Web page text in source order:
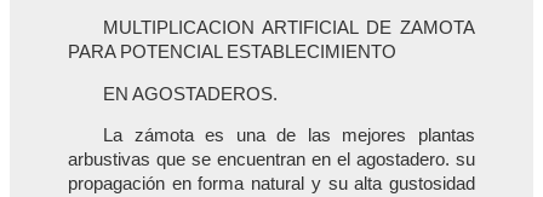
MULTIPLICACION ARTIFICIAL DE ZAMOTA
PARA POTENCIAL ESTABLECIMIENTO
EN AGOSTADEROS.
La zámota es una de las mejores plantas
arbustivas que se encuentran en el agostadero. su
propagación en forma natural y su alta gustosidad